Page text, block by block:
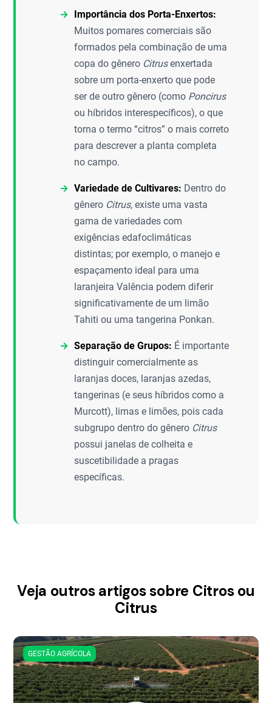
Importância dos Porta-Enxertos:
Muitos pomares comerciais são
formados pela combinação de uma
copa do gênero Citrusenxertada
sobre um porta-enxerto que pode
ser de outro gênero (como Poncirus
ou híbridos interespecíficos), o que
torna o termo “citros” o mais correto
para descrever a planta completa
no campo.
Variedade de Cultivares: Dentro do
gênero Citrus, existe uma vasta
gama de variedades com
exigências edafoclimáticas
distintas; por exemplo, o manejo e
espaçamento ideal para uma
laranjeira Valência podem diferir
significativamente de um limão
Tahiti ou uma tangerina Ponkan.
Separação de Grupos: É importante
distinguir comercialmente as
laranjas doces, laranjas azedas,
tangerinas (e seus híbridos como a
Murcott), limas e limões, pois cada
subgrupo dentro do gênero Citrus
possui janelas de colheita e
suscetibilidade a pragas
específicas.
Veja outros artigos sobre Citros ou
Citrus
GESTÃO AGRÍCOLA